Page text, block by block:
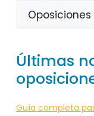
Últimas
Guía completa